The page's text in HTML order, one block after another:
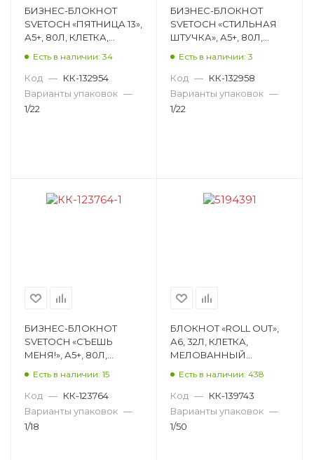
БИЗНЕС-БЛОКНОТ
SVETOCH «ПЯТНИЦА 13»,
А5+, 80Л, КЛЕТКА,
РИСУНОК
80ББТ5_4_5_1_000931
Есть в наличии: 34
Код — КК-132954
Варианты упаковок —
1/22
БИЗНЕС-БЛОКНОТ
SVETOCH «СТИЛЬНАЯ
ШТУЧКА», А5+, 80Л,
ЛАМИНАЦИЯ,
РИСУНОК
80ББТ5_92_5_1_000927
Есть в наличии: 3
Код — КК-132958
Варианты упаковок —
1/22
БИЗНЕС-БЛОКНОТ
SVETOCH «СЪЕШЬ
МЕНЯ!», А5+, 80Л,
ЛАМИНАЦИЯ,
ВЫБОРОЧ 000449
Есть в наличии: 15
Код — КК-123764
Варианты упаковок —
1/18
БЛОКНОТ «ROLL OUT»,
А6, 32Л, КЛЕТКА,
МЕЛОВАННЫЙ
Есть в наличии: 438
Код — КК-139743
Варианты упаковок —
1/50